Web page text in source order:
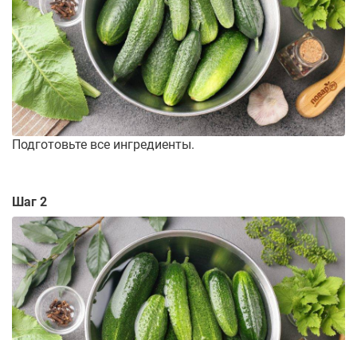
Подготовьте все ингредиенты.
Шаг 2